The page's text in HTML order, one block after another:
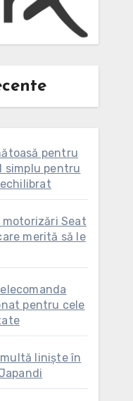
pentru
simplu pentru
motorizări Seat
merită să le
pentru cele
liniște în